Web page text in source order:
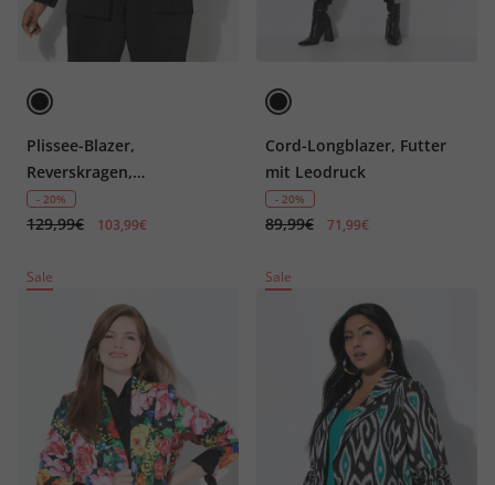
Plissee-Blazer,
Reverskragen,
Knopfverschluss
- 20%
129,99€ 103,99€
Cord-Longblazer, Futter
mit Leodruck
- 20%
89,99€ 71,99€
Sale Sale